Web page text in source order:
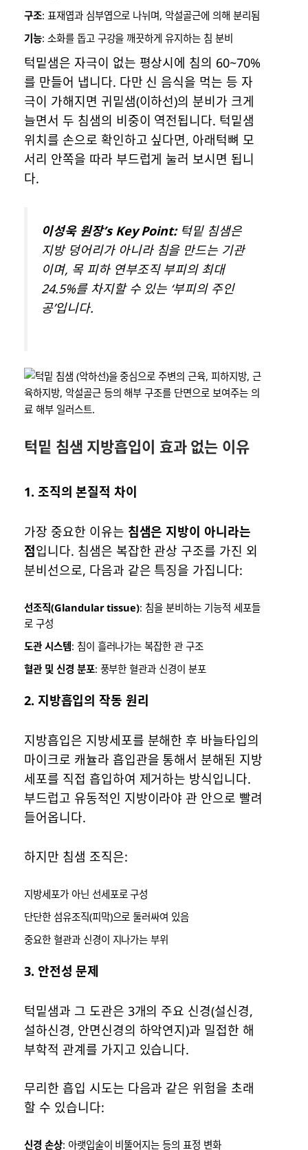
구조: 표재엽과 심부엽으로 나뉘며, 악설골근에 의해 분리됨
기능: 소화를 돕고 구강을 깨끗하게 유지하는 침 분비
턱밑샘은 자극이 없는 평상시에 침의 60~70%
를 만들어 냅니다. 다만 신 음식을 먹는 등 자
극이 가해지면 귀밑샘(이하선)의 분비가 크게
늘면서 두 침샘의 비중이 역전됩니다. 턱밑샘
위치를 손으로 확인하고 싶다면, 아래턱뼈 모
서리 안쪽을 따라 부드럽게 눌러 보시면 됩니
다.
이성욱 원장’s Key Point:턱밑 침샘은
지방 덩어리가 아니라 침을 만드는 기관
이며, 목 피하 연부조직 부피의 최대
24.5%를 차지할 수 있는 ‘부피의 주인
공’입니다.
턱밑 침샘 지방흡입이 효과 없는 이유
1. 조직의 본질적 차이
가장 중요한 이유는 침샘은 지방이 아니라는
점입니다. 침샘은 복잡한 관상 구조를 가진 외
분비선으로, 다음과 같은 특징을 가집니다:
선조직(Glandular tissue): 침을 분비하는 기능적 세포들
로 구성
도관 시스템: 침이 흘러나가는 복잡한 관 구조
혈관 및 신경 분포: 풍부한 혈관과 신경이 분포
2. 지방흡입의 작동 원리
지방흡입은 지방세포를 분해한 후 바늘타입의
마이크로 캐뉼라 흡입관을 통해서 분해된 지방
세포를 직접 흡입하여 제거하는 방식입니다.
부드럽고 유동적인 지방이라야 관 안으로 빨려
들어옵니다.
하지만 침샘 조직은:
지방세포가 아닌 선세포로 구성
단단한 섬유조직(피막)으로 둘러싸여 있음
중요한 혈관과 신경이 지나가는 부위
3. 안전성 문제
턱밑샘과 그 도관은 3개의 주요 신경(설신경,
설하신경, 안면신경의 하악연지)과 밀접한 해
부학적 관계를 가지고 있습니다.
무리한 흡입 시도는 다음과 같은 위험을 초래
할 수 있습니다:
신경 손상: 아랫입술이 비뚤어지는 등의 표정 변화